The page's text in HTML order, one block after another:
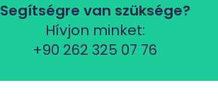
Segítségre van szüksége?
Hívjon minket:
+90 262 325 07 76